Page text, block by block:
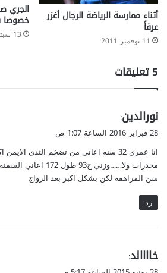
أثناء ممارسة الرياضة الرجال أغزر
عرقاً
11 نوفمبر 2011
الجري
خصوصا
13 سبتمبر 2011
‫5 تعليقات
ي
ق
ل
نورالدين:
28 فبراير 2016 الساعة 1:07 ص
انا عمري 32 سنه اعاني من تضخم الثدي
مخدرات ولا……وزني
سن المراهقة لكن بشكل اكبر بعد الزواج
رد
ي
ق
خاااالد: